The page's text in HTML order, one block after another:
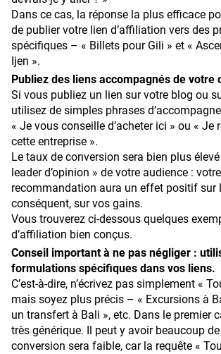
Dans ce cas, la réponse la plus efficace
de publier votre lien d’affiliation vers des
spécifiques – « Billets pour Gili » et «
Ijen ».
Publiez des liens accompagnés de votre
Si vous publiez un lien sur votre blog ou
utilisez de simples phrases
« Je vous conseille d’acheter ici » ou « Je
cette entreprise ».
Le taux de conversion sera bien plus
leader d’opinion » de votre audience : votre
recommandation aura un effet positif sur
conséquent, sur vos gains.
Vous trouverez ci‑dessous quelques
d’affiliation bien conçus.
Conseil important à ne pas négliger :
formulations spécifiques dans vos liens.
C’est‑à‑dire, n’écrivez pas simplement «
mais soyez plus précis – « Excursions à
un transfert à Bali », etc. Dans le premier
très générique. Il peut y avoir beaucoup
conversion sera faible, car la requête «